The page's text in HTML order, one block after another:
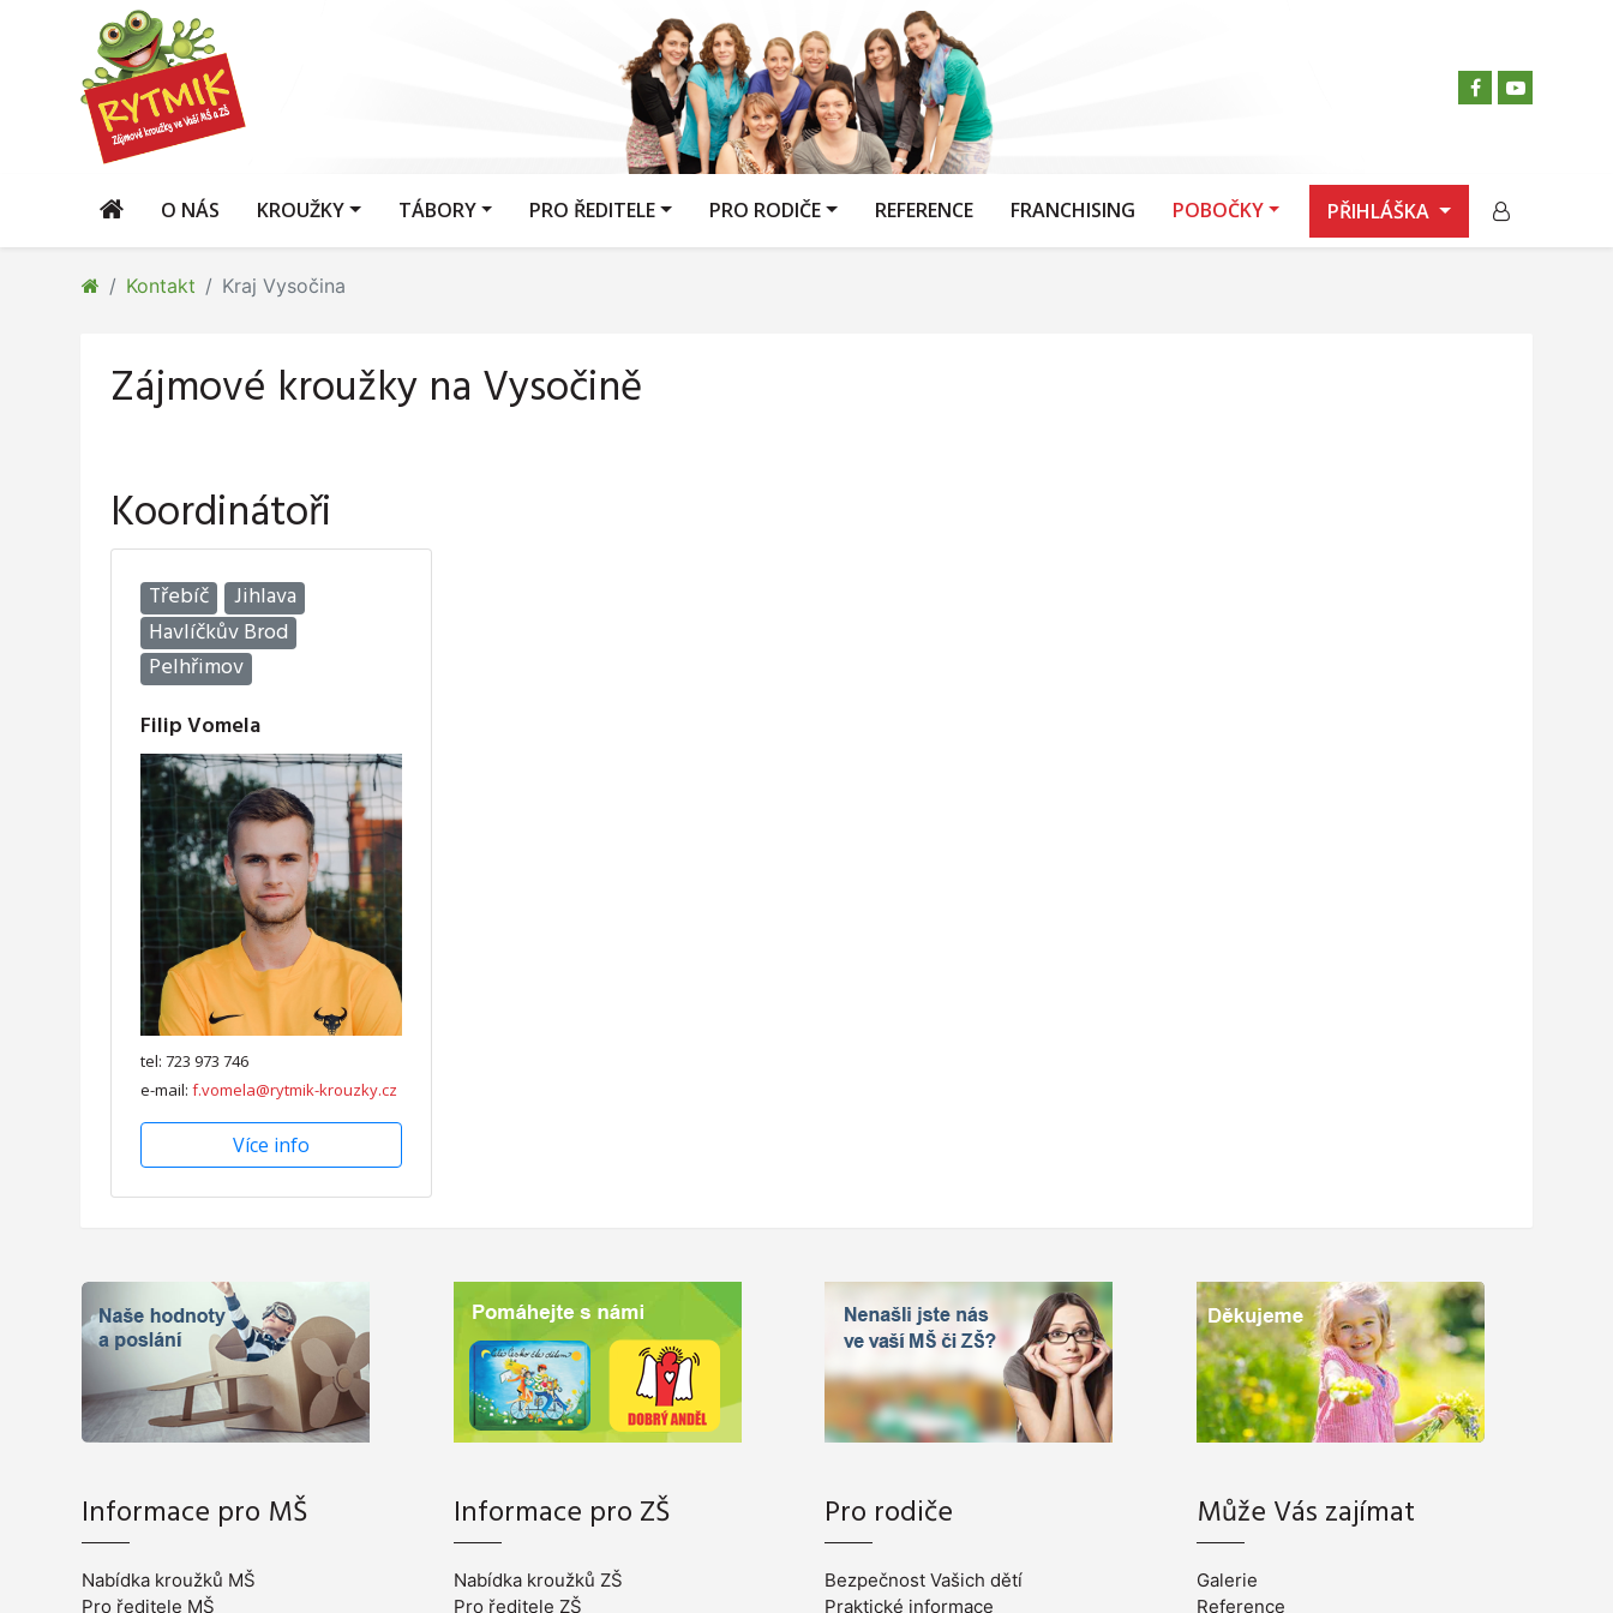
O NÁS KROUŽKY TÁBORY PRO ŘEDITELE PRO RODIČE REFERENCE FRANCHISING POBOČKY PŘIHLÁŠKA
Kontakt Kraj Vysočina
Zájmové kroužky na Vysočině
Koordinátoři
Třebíč
Jihlava
Havlíčkův Brod
Pelhřimov
Filip Vomela
tel: 723 973 746
e-mail: f.vomela@rytmik-krouzky.cz
Více info
Informace pro MŠ
Nabídka kroužků MŠ
Pro ředitele MŠ
Informace pro ZŠ
Nabídka kroužků ZŠ
Pro ředitele ZŠ
Pro rodiče
Bezpečnost Vašich dětí
Praktické informace
Může Vás zajímat
Galerie
Reference